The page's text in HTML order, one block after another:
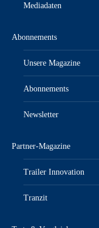
Mediadaten
Abonnements
Unsere Magazine
Abonnements
Newsletter
Partner-Magazine
Trailer Innovation
Tranzit